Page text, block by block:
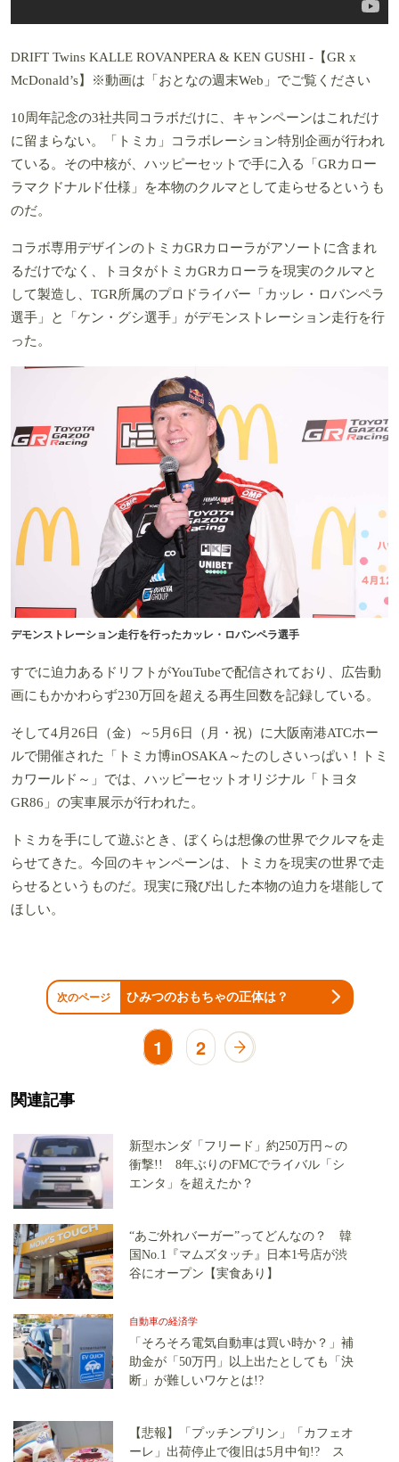
DRIFT Twins KALLE ROVANPERA & KEN GUSHI -【GR x
McDonald’s】※動画は「おとなの週末Web」でご覧ください
10周年記念の3社共同コラボだけに、キャンペーンはこれだけ
に留まらない。「トミカ」コラボレーション特別企画が行われ
ている。その中核が、ハッピーセットで手に入る「GRカロー
ラマクドナルド仕様」を本物のクルマとして走らせるというも
のだ。
コラボ専用デザインのトミカGRカローラがアソートに含まれ
るだけでなく、トヨタがトミカGRカローラを現実のクルマと
して製造し、TGR所属のプロドライバー「カッレ・ロバンペラ
選手」と「ケン・グシ選手」がデモンストレーション走行を行
った。
デモンストレーション走行を行ったカッレ・ロバンペラ選手
すでに迫力あるドリフトがYouTubeで配信されており、広告動
画にもかかわらず230万回を超える再生回数を記録している。
そして4月26日（金）～5月6日（月・祝）に大阪南港ATCホー
ルで開催された「トミカ博inOSAKA～たのしさいっぱい！トミ
カワールド～」では、ハッピーセットオリジナル「トヨタ
GR86」の実車展示が行われた。
トミカを手にして遊ぶとき、ぼくらは想像の世界でクルマを走
らせてきた。今回のキャンペーンは、トミカを現実の世界で走
らせるというものだ。現実に飛び出した本物の迫力を堪能して
ほしい。
次のページ ひみつのおもちゃの正体は？
1 2
関連記事
新型ホンダ「フリード」約250万円～の
衝撃!! 8年ぶりのFMCでライバル「シ
エンタ」を超えたか？
“あご外れバーガー”ってどんなの？ 韓
国No.1『マムズタッチ』日本1号店が渋
谷にオープン【実食あり】
自動車の経済学
「そろそろ電気自動車は買い時か？」補
助金が「50万円」以上出たとしても「決
断」が難しいワケとは!?
【悲報】「プッチンプリン」「カフェオ
ーレ」出荷停止で復旧は5月中旬!? ス